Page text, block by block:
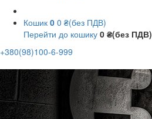
Кошик 0 0 ₴(без ПДВ)
Перейти до кошику 0 ₴(без ПДВ)
+380(98)100-6-999